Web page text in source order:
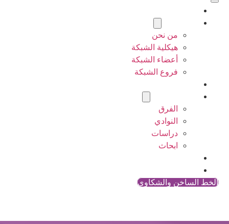
من نحن
هيكلية الشبكة
أعضاء الشبكة
فروع الشبكة
الفرق
النوادي
دراسات
ابحاث
الخط الساخن والشكاوي